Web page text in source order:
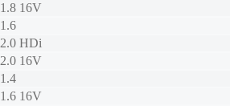
1.8 16V
1.6
2.0 HDi
2.0 16V
1.4
1.6 16V